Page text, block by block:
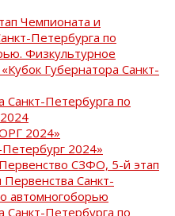
Чемпионата и
Петербурга по
Физкультурное
Губернатора Санкт-
Санкт-Петербурга по
2024»
2024»
СЗФО, 5-й этап
Санкт-
автомногоборью
Санкт-Петербурга по